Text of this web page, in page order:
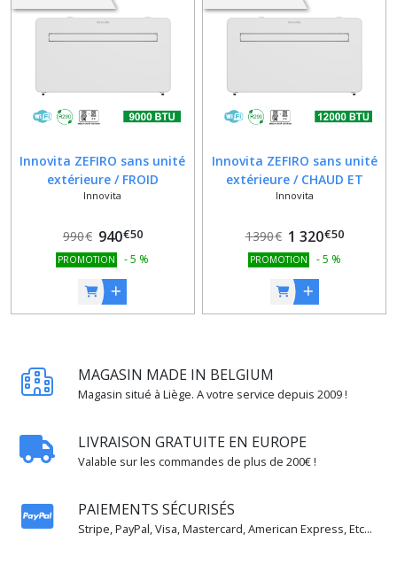
Innovita ZEFIRO sans unité
extérieure / FROID
UNIQUEMENT / 2,4 kW
Innovita
990€ 940€50
PROMOTION -5 %
Innovita ZEFIRO sans unité
extérieure / CHAUD ET
FROID UNIQUEMENT / 3,5
Innovita
1390€ 1 320€50
PROMOTION - 5 %
MAGASIN MADE IN BELGIUM
Magasin situé à Liège. A votre service depuis 2009 !
LIVRAISON GRATUITE EN EUROPE
Valable sur les commandes de plus de 200€ !
PAIEMENTS SÉCURISÉS
Stripe, PayPal, Visa, Mastercard, American Express, Etc...
(1)
les
résultats